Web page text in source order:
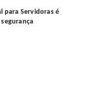
para Servidoras é